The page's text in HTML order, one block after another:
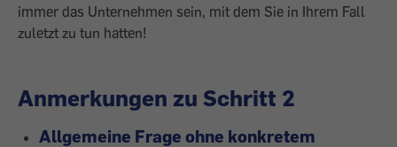
immer das Unternehmen sein, mit dem Sie in Ihrem Fall
zuletzt zu tun hatten!
Anmerkungen zu Schritt 2
Allgemeine Frage ohne konkretem